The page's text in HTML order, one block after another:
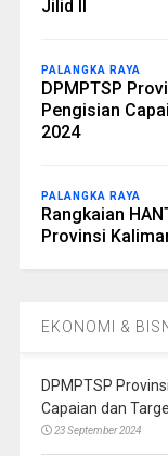
Jilid II
PALANGKA RAYA
DPMPTSP
Pengisian
2024
PALANGKA RAYA
Rangkaian
Provinsi
EKONOMI &
DPMPTSP
Capaian dan
23 September 2024